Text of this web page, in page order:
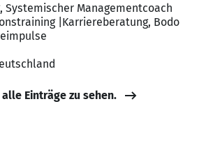
Systemischer Managementcoach
|Karriereberatung, Bodo
Einträge zu sehen.